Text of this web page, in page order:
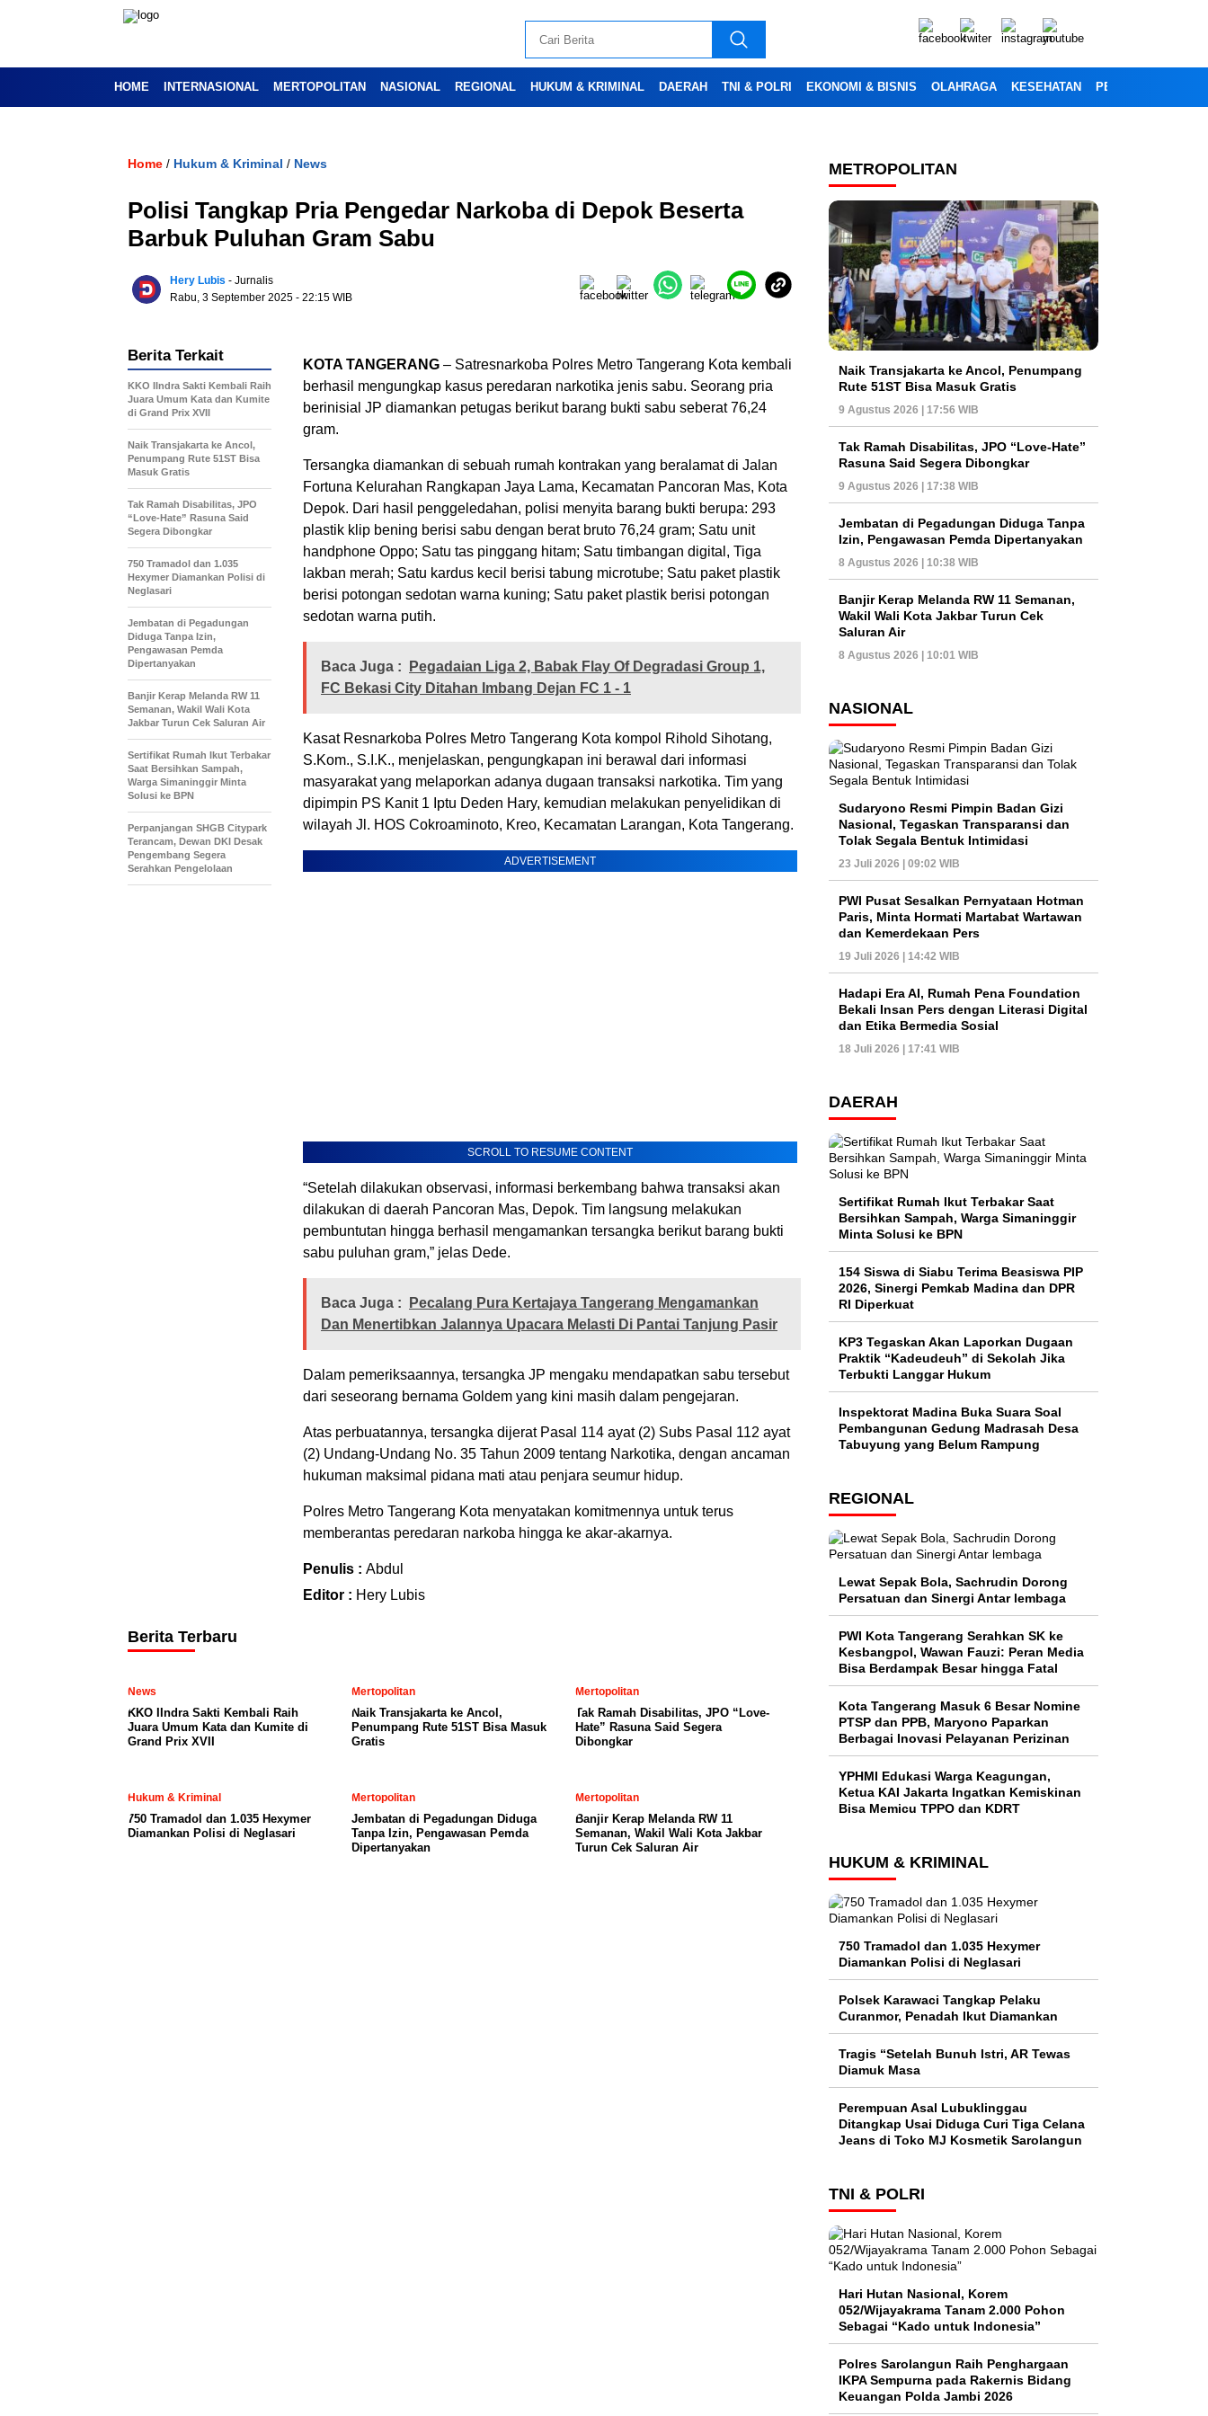
HOME INTERNASIONAL MERTOPOLITAN NASIONAL REGIONAL HUKUM & KRIMINAL DAERAH TNI & POLRI EKONOMI & BISNIS OLAHRAGA KESEHATAN PENDIDIKAN
Home / Hukum & Kriminal / News
Polisi Tangkap Pria Pengedar Narkoba di Depok Beserta
Barbuk Puluhan Gram Sabu
Hery Lubis - Jurnalis
Rabu, 3 September 2025 - 22:15 WIB
KOTA TANGERANG – Satresnarkoba Polres Metro Tangerang Kota kembali
berhasil mengungkap kasus peredaran narkotika jenis sabu. Seorang pria
berinisial JP diamankan petugas berikut barang bukti sabu seberat 76,24
gram.
Tersangka diamankan di sebuah rumah kontrakan yang beralamat di Jalan
Fortuna Kelurahan Rangkapan Jaya Lama, Kecamatan Pancoran Mas, Kota
Depok. Dari hasil penggeledahan, polisi menyita barang bukti berupa: 293
plastik klip bening berisi sabu dengan berat bruto 76,24 gram; Satu unit
handphone Oppo; Satu tas pinggang hitam; Satu timbangan digital, Tiga
lakban merah; Satu kardus kecil berisi tabung microtube; Satu paket plastik
berisi potongan sedotan warna kuning; Satu paket plastik berisi potongan
sedotan warna putih.
Baca Juga :
Pegadaian Liga 2, Babak Flay Of Degradasi Group 1,
FC Bekasi City Ditahan Imbang Dejan FC 1 - 1
Kasat Resnarkoba Polres Metro Tangerang Kota kompol Rihold Sihotang,
S.Kom., S.I.K., menjelaskan, pengungkapan ini berawal dari informasi
masyarakat yang melaporkan adanya dugaan transaksi narkotika. Tim yang
dipimpin PS Kanit 1 Iptu Deden Hary, kemudian melakukan penyelidikan di
wilayah Jl. HOS Cokroaminoto, Kreo, Kecamatan Larangan, Kota Tangerang.
ADVERTISEMENT
Advertesment
SCROLL TO RESUME CONTENT
“Setelah dilakukan observasi, informasi berkembang bahwa transaksi akan
dilakukan di daerah Pancoran Mas, Depok. Tim langsung melakukan
pembuntutan hingga berhasil mengamankan tersangka berikut barang bukti
sabu puluhan gram,” jelas Dede.
Baca Juga :
Pecalang Pura Kertajaya Tangerang Mengamankan
Dan Menertibkan Jalannya Upacara Melasti Di Pantai Tanjung Pasir
Dalam pemeriksaannya, tersangka JP mengaku mendapatkan sabu tersebut
dari seseorang bernama Goldem yang kini masih dalam pengejaran.
Atas perbuatannya, tersangka dijerat Pasal 114 ayat (2) Subs Pasal 112 ayat
(2) Undang-Undang No. 35 Tahun 2009 tentang Narkotika, dengan ancaman
hukuman maksimal pidana mati atau penjara seumur hidup.
Polres Metro Tangerang Kota menyatakan komitmennya untuk terus
memberantas peredaran narkoba hingga ke akar-akarnya.
Penulis : Abdul
Editor : Hery Lubis
Berita Terkait
KKO IIndra Sakti Kembali Raih
Juara Umum Kata dan Kumite
di Grand Prix XVII
Naik Transjakarta ke Ancol,
Penumpang Rute 51ST Bisa
Masuk Gratis
Tak Ramah Disabilitas, JPO
“Love-Hate” Rasuna Said
Segera Dibongkar
750 Tramadol dan 1.035
Hexymer Diamankan Polisi di
Neglasari
Jembatan di Pegadungan
Diduga Tanpa Izin,
Pengawasan Pemda
Dipertanyakan
Banjir Kerap Melanda RW 11
Semanan, Wakil Wali Kota
Jakbar Turun Cek Saluran Air
Sertifikat Rumah Ikut Terbakar
Saat Bersihkan Sampah,
Warga Simaninggir Minta
Solusi ke BPN
Perpanjangan SHGB Citypark
Terancam, Dewan DKI Desak
Pengembang Segera
Serahkan Pengelolaan
Berita Terbaru
News
KKO IIndra Sakti Kembali Raih
Juara Umum Kata dan Kumite di
Grand Prix XVII
Mertopolitan
Naik Transjakarta ke Ancol,
Penumpang Rute 51ST Bisa Masuk
Gratis
Mertopolitan
Tak Ramah Disabilitas, JPO “Love-
Hate” Rasuna Said Segera
Dibongkar
Hukum & Kriminal
750 Tramadol dan 1.035 Hexymer
Diamankan Polisi di Neglasari
Mertopolitan
Jembatan di Pegadungan Diduga
Tanpa Izin, Pengawasan Pemda
Dipertanyakan
Mertopolitan
Banjir Kerap Melanda RW 11
Semanan, Wakil Wali Kota Jakbar
Turun Cek Saluran Air
METROPOLITAN
Naik Transjakarta ke Ancol, Penumpang
Rute 51ST Bisa Masuk Gratis
9 Agustus 2026 | 17:56 WIB
Tak Ramah Disabilitas, JPO “Love-Hate”
Rasuna Said Segera Dibongkar
9 Agustus 2026 | 17:38 WIB
Jembatan di Pegadungan Diduga Tanpa
Izin, Pengawasan Pemda Dipertanyakan
8 Agustus 2026 | 10:38 WIB
Banjir Kerap Melanda RW 11 Semanan,
Wakil Wali Kota Jakbar Turun Cek
Saluran Air
8 Agustus 2026 | 10:01 WIB
NASIONAL
Sudaryono Resmi Pimpin Badan Gizi
Nasional, Tegaskan Transparansi dan
Tolak Segala Bentuk Intimidasi
23 Juli 2026 | 09:02 WIB
PWI Pusat Sesalkan Pernyataan Hotman
Paris, Minta Hormati Martabat Wartawan
dan Kemerdekaan Pers
19 Juli 2026 | 14:42 WIB
Hadapi Era AI, Rumah Pena Foundation
Bekali Insan Pers dengan Literasi Digital
dan Etika Bermedia Sosial
18 Juli 2026 | 17:41 WIB
DAERAH
Sertifikat Rumah Ikut Terbakar Saat
Bersihkan Sampah, Warga Simaninggir
Minta Solusi ke BPN
154 Siswa di Siabu Terima Beasiswa PIP
2026, Sinergi Pemkab Madina dan DPR
RI Diperkuat
KP3 Tegaskan Akan Laporkan Dugaan
Praktik “Kadeudeuh” di Sekolah Jika
Terbukti Langgar Hukum
Inspektorat Madina Buka Suara Soal
Pembangunan Gedung Madrasah Desa
Tabuyung yang Belum Rampung
REGIONAL
Lewat Sepak Bola, Sachrudin Dorong
Persatuan dan Sinergi Antar lembaga
PWI Kota Tangerang Serahkan SK ke
Kesbangpol, Wawan Fauzi: Peran Media
Bisa Berdampak Besar hingga Fatal
Kota Tangerang Masuk 6 Besar Nomine
PTSP dan PPB, Maryono Paparkan
Berbagai Inovasi Pelayanan Perizinan
YPHMI Edukasi Warga Keagungan,
Ketua KAI Jakarta Ingatkan Kemiskinan
Bisa Memicu TPPO dan KDRT
HUKUM & KRIMINAL
750 Tramadol dan 1.035 Hexymer
Diamankan Polisi di Neglasari
Polsek Karawaci Tangkap Pelaku
Curanmor, Penadah Ikut Diamankan
Tragis “Setelah Bunuh Istri, AR Tewas
Diamuk Masa
Perempuan Asal Lubuklinggau
Ditangkap Usai Diduga Curi Tiga Celana
Jeans di Toko MJ Kosmetik Sarolangun
TNI & POLRI
Hari Hutan Nasional, Korem
052/Wijayakrama Tanam 2.000 Pohon
Sebagai “Kado untuk Indonesia”
Polres Sarolangun Raih Penghargaan
IKPA Sempurna pada Rakernis Bidang
Keuangan Polda Jambi 2026